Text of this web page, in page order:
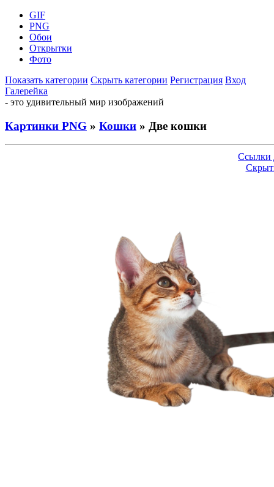
GIF
PNG
Обои
Открытки
Фото
Показать категории Скрыть категории Регистрация Вход
Галерейка
- это удивительный мир изображений
Картинки PNG » Кошки » Две кошки
Ссылки